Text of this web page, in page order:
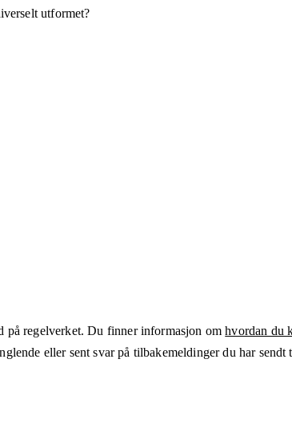
utformet?
på regelverket. Du finner informasjon omhvordan du
eller sent svar på tilbakemeldinger du har sendt